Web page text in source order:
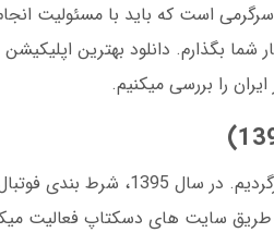
است که باید با مسئولیت
شما بگذارم. دانلود بهترین
را بررسی میکنیم.
بیایید کمی به گذشته
از طریق سایت های دسکتاپ فعالیت